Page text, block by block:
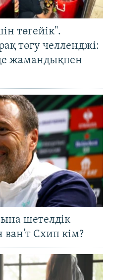
төгейік".
төгу челленджі:
жамандықпен
шетелдік
Схип кім?